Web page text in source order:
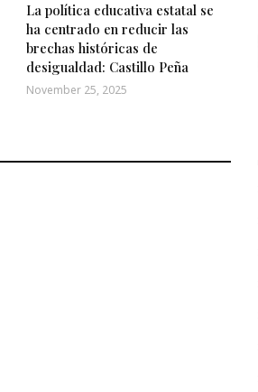
La política educativa estatal se
ha centrado en reducir las
brechas históricas de
desigualdad: Castillo Peña
November 25, 2025